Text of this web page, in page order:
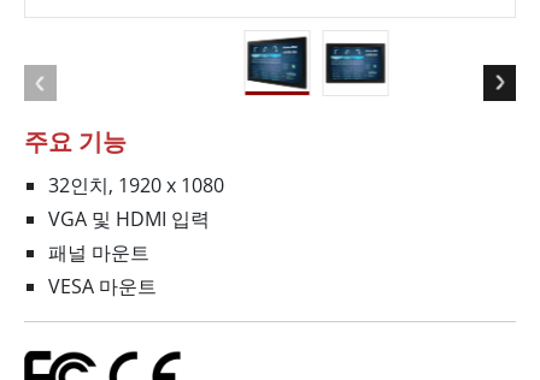
주요 기능
32인치, 1920 x 1080
VGA 및 HDMI 입력
패널 마운트
VESA 마운트